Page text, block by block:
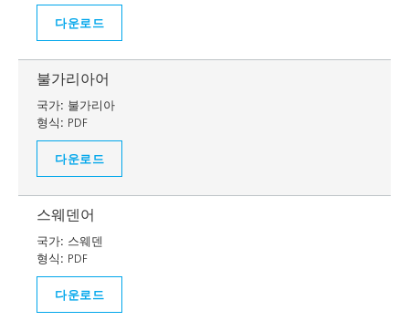
다운로드
불가리아어
국가: 불가리아
형식: PDF
다운로드
스웨덴어
국가: 스웨덴
형식: PDF
다운로드